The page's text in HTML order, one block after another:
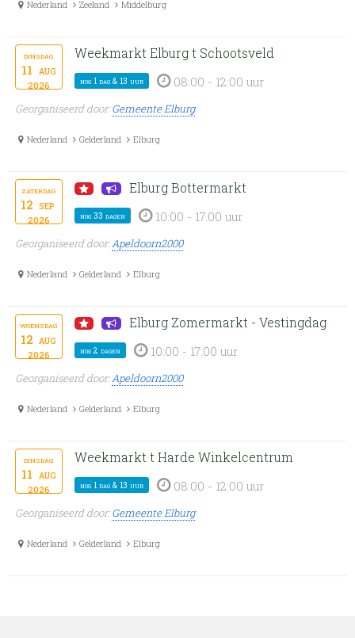
Nederland Zeeland Middelburg
dinsdag
11 aug
2026
Weekmarkt Elburg t Schootsveld
nog 1 dag & 13 uur 08:00 - 12:00 uur
Georganiseerd door:Gemeente Elburg
Nederland Gelderland Elburg
zaterdag
12 sep
2026
Elburg Bottermarkt
nog 33 dagen 10:00 - 17:00 uur
Georganiseerd door:Apeldoorn2000
Nederland Gelderland Elburg
woensdag
12 aug
2026
Elburg Zomermarkt - Vestingdag
nog 2 dagen 10:00 - 17:00 uur
Georganiseerd door:Apeldoorn2000
Nederland Gelderland Elburg
dinsdag
11 aug
2026
Weekmarkt t Harde Winkelcentrum
nog 1 dag & 13 uur 08:00 - 12:00 uur
Georganiseerd door:Gemeente Elburg
Nederland Gelderland Elburg